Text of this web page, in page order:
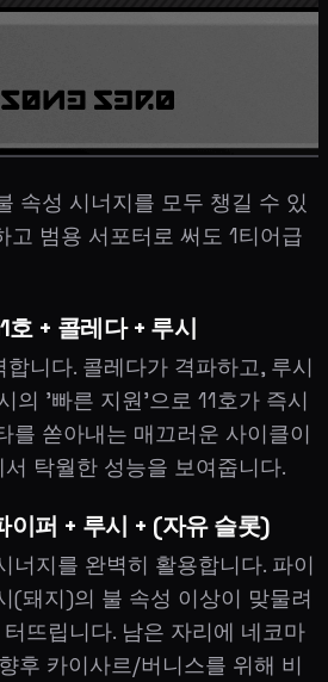
속성 시너지를 모두 챙길 수 있
고 범용 서포터로 써도 1티어급
호 + 콜레다 + 루시
니다. 콜레다가 격파하고, 루시
의 '빠른 지원'으로 11호가 즉시
를 쏟아내는 매끄러운 사이클이
탁월한 성능을 보여줍니다.
이퍼 + 루시 + (자유 슬롯)
너지를 완벽히 활용합니다. 파이
(돼지)의 불 속성 이상이 맞물려
뜨립니다. 남은 자리에 네코마
후 카이사르/버니스를 위해 비